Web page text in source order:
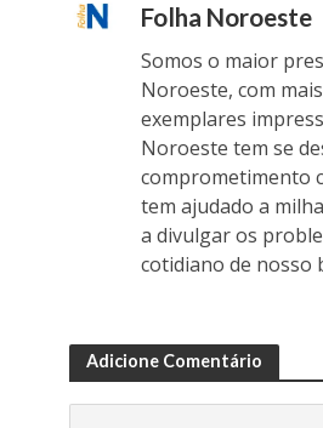
Folha Noroeste
Somos o maior
Noroeste, com
exemplares
Noroeste tem se
comprometimento
tem ajudado a
a divulgar os
cotidiano de nosso
Adicione Comentário